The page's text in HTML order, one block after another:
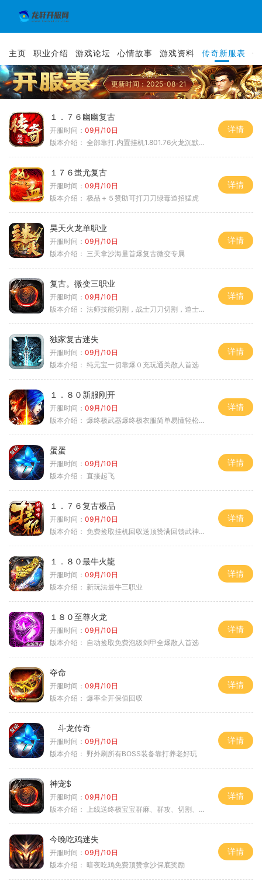
主页 职业介绍 游戏论坛 心情故事 游戏资料 传奇新服表
更新时间：2025-08-21
１．７６幽幽复古
开服时间： 09月/10日
版本介绍： 全部靠打.内置挂机1.801.76火龙沉默微变
详情
１７６蚩尤复古
开服时间： 09月/10日
版本介绍： 极品＋５赞助可打刀刀绿毒道招猛虎
详情
昊天火龙单职业
开服时间： 09月/10日
版本介绍： 三天拿沙海量首爆复古微变专属
详情
复古。微变三职业
开服时间： 09月/10日
版本介绍： 法师技能切割，战士刀刀切割，道士宠物秒怪
详情
独家复古迷失
开服时间： 09月/10日
版本介绍： 纯元宝一切靠爆０充玩通关散人首选
详情
１．８０新服刚开
开服时间： 09月/10日
版本介绍： 爆终极武器爆终极衣服简单易懂轻松满级
详情
蛋蛋
开服时间： 09月/10日
版本介绍： 直接起飞
详情
１．７６复古极品
开服时间： 09月/10日
版本介绍： 免费捡取挂机回収送顶赞满回馈武神之力
详情
１．８０最牛火龍
开服时间： 09月/10日
版本介绍： 新玩法最牛三职业
详情
１８０至尊火龙
开服时间： 09月/10日
版本介绍： 自动捡取免费泡级剑甲全爆散人首选
详情
夺命
开服时间： 09月/10日
版本介绍： 爆率全开保值回収
详情
斗龙传奇
开服时间： 09月/10日
版本介绍： 野外刷所有BOSS装备靠打养老好玩
详情
神宠$
开服时间： 09月/10日
版本介绍：
上线送终极宝宝群麻、群攻、切割、吸血
详情
今晚吃鸡迷失
开服时间： 09月/10日
版本介绍： 暗夜吃鸡免费顶赞拿沙保底奖励
详情